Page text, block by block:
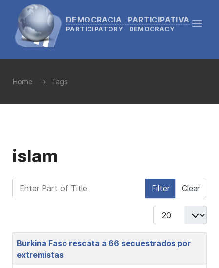
DEMOCRACIA PARTICIPATIVA
PARTICIPATORY DEMOCRACY
Home Tags
islam
Enter Part of Title Filter Clear
Display #
Title
Burkina Faso rescata a 66 secuestrados por
extremistas